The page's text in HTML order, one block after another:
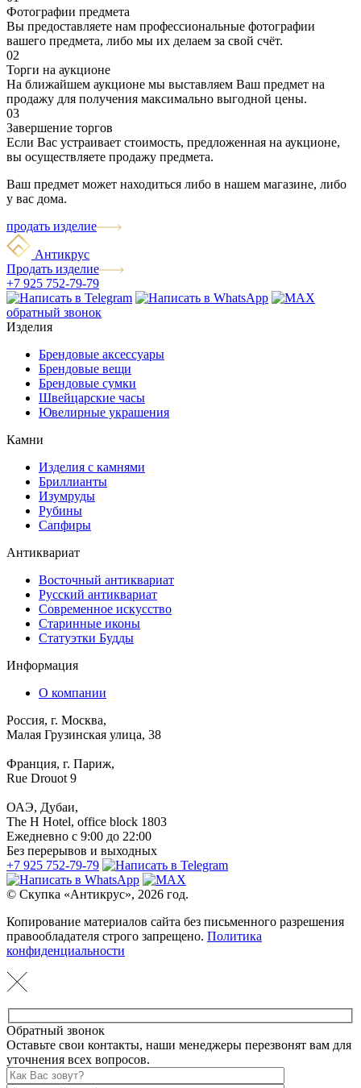
Фотографии предмета
Вы предоставляете нам профессиональные фотографии
вашего предмета, либо мы их делаем за свой счёт.
02
Торги на аукционе
На ближайшем аукционе мы выставляем Ваш предмет на
продажу для получения максимально выгодной цены.
03
Завершение торгов
Если Вас устраивает стоимость, предложенная на аукционе,
вы осуществляете продажу предмета.
Ваш предмет может находиться либо в нашем магазине, либо
у вас дома.
продать изделие
Антикрус
Продать изделие
+7 925 752-79-79
обратный звонок
Изделия
Брендовые аксессуары
Брендовые вещи
Брендовые сумки
Швейцарские часы
Ювелирные украшения
Камни
Изделия с камнями
Бриллианты
Изумруды
Рубины
Сапфиры
Антиквариат
Восточный антиквариат
Русский антиквариат
Современное искусство
Старинные иконы
Статуэтки Будды
Информация
О компании
Россия, г. Москва,
Малая Грузинская улица, 38
Франция, г. Париж,
Rue Drouot 9
ОАЭ, Дубаи,
The H Hotel, office block 1803
Ежедневно с 9:00 до 22:00
Без перерывов и выходных
+7 925 752-79-79
© Скупка «Антикрус», 2026 год.
Копирование материалов сайта без письменного разрешения
правообладателя строго запрещено. Политика
конфиденциальности
Обратный звонок
Оставьте свои контакты, наши менеджеры перезвонят вам для
уточнения всех вопросов.